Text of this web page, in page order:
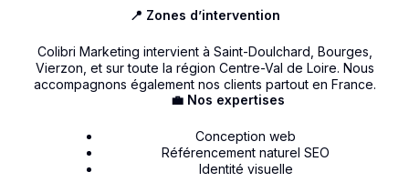
💼 Nos expertises
Conception web
Référencement naturel SEO
Identité visuelle
📍 Zones d’intervention
Colibri Marketing intervient à Saint-Doulchard, Bourges,
Vierzon, et sur toute la région Centre-Val de Loire. Nous
accompagnons également nos clients partout en France.